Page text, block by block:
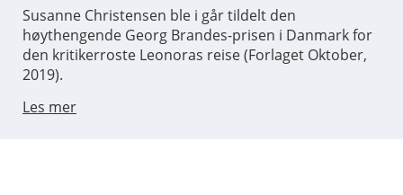
Susanne Christensen ble i går tildelt den
høythengende Georg Brandes-prisen i Danmark for
den kritikerroste Leonoras reise (Forlaget Oktober,
2019).
Les mer